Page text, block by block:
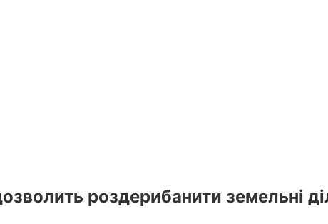
роздерибанити земельні